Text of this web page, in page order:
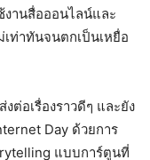
งานสื่อออนไลน์และ
ท่าทันจนตกเป็นเหยื่อ
ต่อเรื่องราวดีๆ และยัง
Day ด้วยการ
แบบการ์ตูนที่